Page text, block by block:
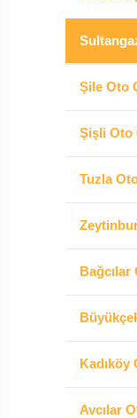
Şile Oto
Şişli Oto
Tuzla
Kadıköy
Avcılar